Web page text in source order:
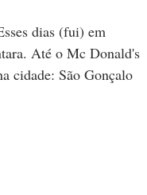
dias (fui) em
Até o Mc Donald's
cidade: São Gonçalo